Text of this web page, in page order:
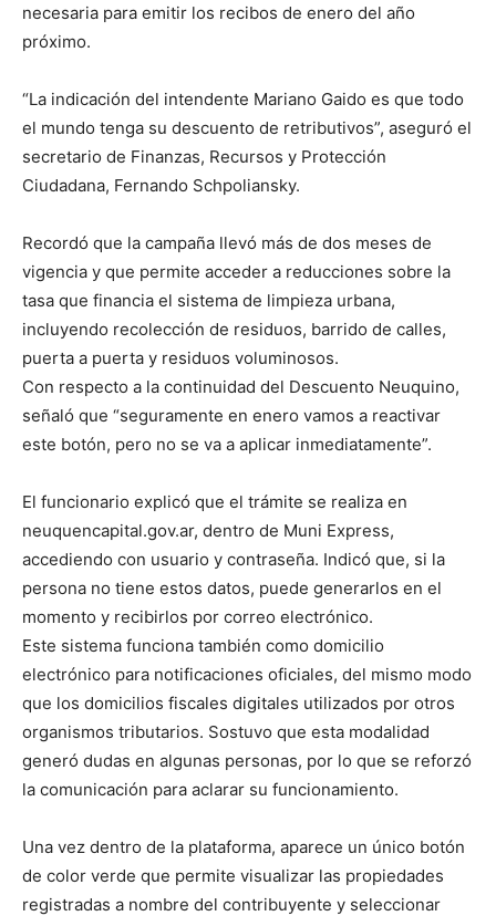
necesaria para emitir los recibos de enero del año
próximo.
“La indicación del intendente Mariano Gaido es que todo
el mundo tenga su descuento de retributivos”, aseguró el
secretario de Finanzas, Recursos y Protección
Ciudadana, Fernando Schpoliansky.
Recordó que la campaña llevó más de dos meses de
vigencia y que permite acceder a reducciones sobre la
tasa que financia el sistema de limpieza urbana,
incluyendo recolección de residuos, barrido de calles,
puerta a puerta y residuos voluminosos.
Con respecto a la continuidad del Descuento Neuquino,
señaló que “seguramente en enero vamos a reactivar
este botón, pero no se va a aplicar inmediatamente”.
El funcionario explicó que el trámite se realiza en
neuquencapital.gov.ar, dentro de Muni Express,
accediendo con usuario y contraseña. Indicó que, si la
persona no tiene estos datos, puede generarlos en el
momento y recibirlos por correo electrónico.
Este sistema funciona también como domicilio
electrónico para notificaciones oficiales, del mismo modo
que los domicilios fiscales digitales utilizados por otros
organismos tributarios. Sostuvo que esta modalidad
generó dudas en algunas personas, por lo que se reforzó
la comunicación para aclarar su funcionamiento.
Una vez dentro de la plataforma, aparece un único botón
de color verde que permite visualizar las propiedades
registradas a nombre del contribuyente y seleccionar